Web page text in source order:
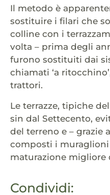
Condividi:
Il metodo è
sostituire i filari che
colline con i
volta – prima degli
furono sostituiti dai
chiamati ‘a
trattori.
Le terrazze, tipiche
sin dal Settecento,
del terreno e – grazie
composti i muraglioni
maturazione migliore